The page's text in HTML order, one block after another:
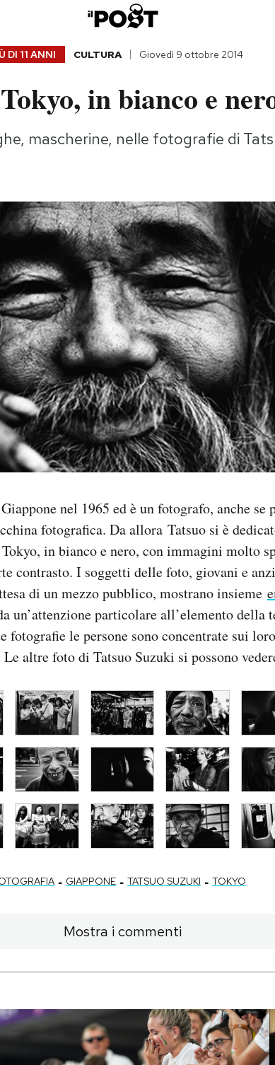
DI 11 ANNI CULTURA Giovedì 9 ottobre 2014
in bianco e
mascherine, nelle fotografie di
nel 1965 ed è un fotografo, anche se
fotografica. Da allora Tatsuo si è
in bianco e nero, con immagini molto
contrasto. I soggetti delle foto, giovani e
di un mezzo pubblico, mostrano insieme
un’attenzione particolare all’elemento della
fotografie le persone sono concentrate sui
altre foto di Tatsuo Suzuki si possono
- GIAPPONE - TATSUO SUZUKI - TOKYO
Mostra i commenti